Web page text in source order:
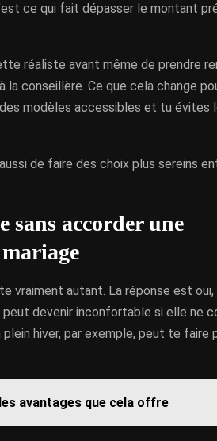
ce qui fait dépasser le montant
réaliste avant même de prendre
la conseillère. Ce que cela change
modèles accessibles et tu évites
de faire des choix plus sereins
sans accorder une
vraiment autant. La réponse est oui,
devenir inconfortable si elle ne
hiver, par exemple, peut te faire
avantages que cela offre